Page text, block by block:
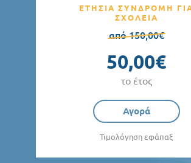
ΕΤΗΣΙΑ ΣΥΝΔΡΟΜΗ
ΣΧΟΛΕΙΑ
από 150,00€
50,00€
το έτος
Αγορά
Τιμολόγηση εφάπαξ